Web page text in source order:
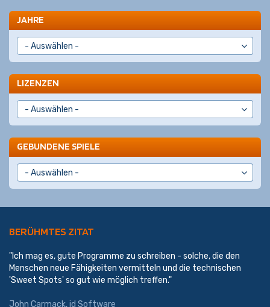
JAHRE
LIZENZEN
GEBUNDENE SPIELE
BERÜHMTES ZITAT
"Ich mag es, gute Programme zu schreiben - solche, die den
Menschen neue Fähigkeiten vermitteln und die technischen
'Sweet Spots' so gut wie möglich treffen."
John Carmack,id Software